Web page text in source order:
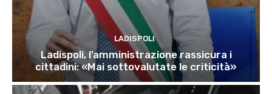
LADISPOLI
Ladispoli, l’amministrazione rassicura i
cittadini: «Mai sottovalutate le criticità»